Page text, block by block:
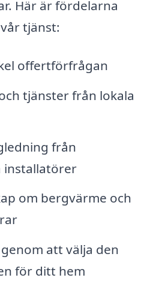
Här är fördelarna
tjänst:
offertförfrågan
tjänster från lokala
från
installatörer
om bergvärme och
att välja den
för ditt hem